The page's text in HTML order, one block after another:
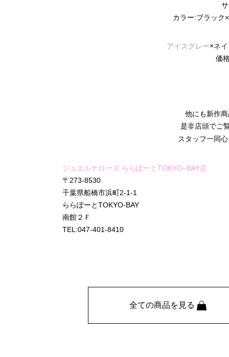
カラー:ブラック
アイスグレー×ネ
価
他にも新作
是非店頭でご
スタッフ一同
ジュエルナローズ ららぽーとTOKYO–BAY店
〒273-8530
千葉県船橋市浜町2-1-1
ららぽーとTOKYO-BAY
南館２Ｆ
TEL:047-401-8410
全ての商品を見る